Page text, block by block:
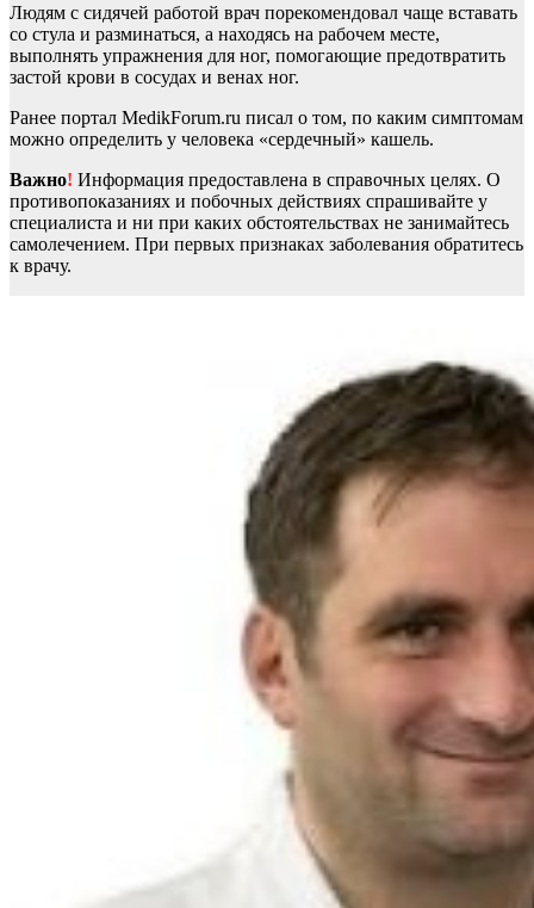
Людям с сидячей работой врач порекомендовал чаще вставать
со стула и разминаться, а находясь на рабочем месте,
выполнять упражнения для ног, помогающие предотвратить
застой крови в сосудах и венах ног.
Ранее портал MedikForum.ru писал о том, по каким симптомам
можно определить у человека «сердечный» кашель.
Важно! Информация предоставлена в справочных целях. О
противопоказаниях и побочных действиях спрашивайте у
специалиста и ни при каких обстоятельствах не занимайтесь
самолечением. При первых признаках заболевания обратитесь
к врачу.